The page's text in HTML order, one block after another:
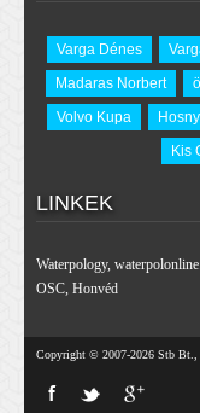
Varga Dénes
Madaras Norbert
Volvo Kupa
Kis
LINKEK
Waterpology,
OSC, Honvéd
Copyright © 2007-2026 Stb